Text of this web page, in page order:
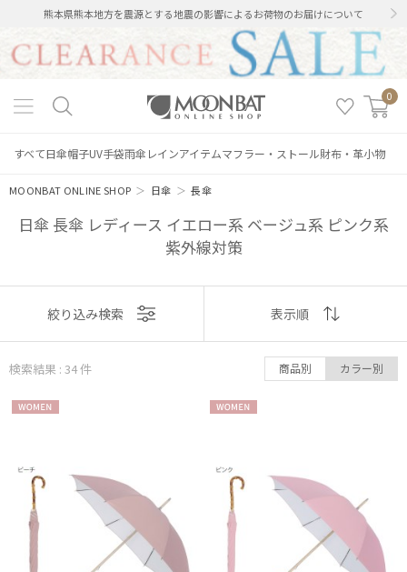
熊本県熊本地方を震源とする地震の影響によるお荷物のお届けについて
0
すべて日傘帽子UV手袋雨傘 レインアイテムマフラー・ストール財布・革小物
MOONBAT ONLINE SHOP ＞ 日傘 ＞長傘
日傘 長傘 レディース イエロー系 ベージュ系 ピンク系
紫外線対策
表示
おすすめ
順
価格の低い
順
絞り込み検索 表示順
検索結果 : 34件 商品別 カラー別